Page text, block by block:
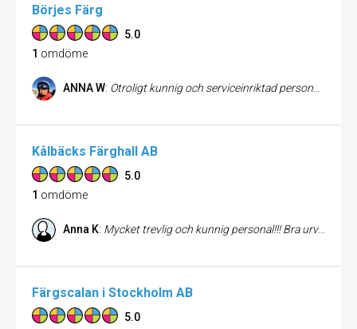
Börjes Färg
5.0
1 omdöme
ANNA W: Otroligt kunnig och serviceinriktad personal. De tog sig tid att lyssna på vad jag var ute efter och hjälpte mig sen att hitta kulörer som var exakt vad jag var ute efter.
Kålbäcks Färghall AB
5.0
1 omdöme
Anna K: Mycket trevlig och kunnig personal!!! Bra urval av tapeter och färg.
Färgscalan i Stockholm AB
5.0